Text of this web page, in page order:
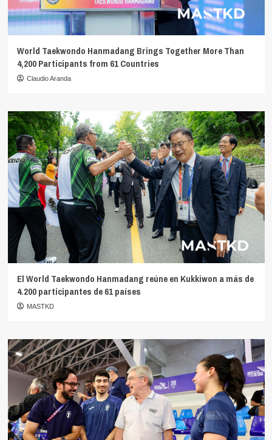
World Taekwondo Hanmadang Brings Together More Than
4,200 Participants from 61 Countries
Claudio Aranda
El World Taekwondo Hanmadang reúne en Kukkiwon a más de
4.200 participantes de 61 países
MASTKD